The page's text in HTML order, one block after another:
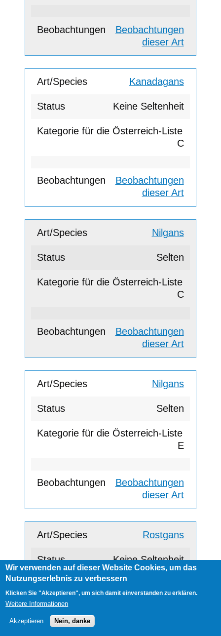
Beobachtungen
dieser Art
Kanadagans
Keine Seltenheit
C
Beobachtungen
dieser Art
Nilgans
Selten
C
Beobachtungen
dieser Art
Nilgans
Selten
E
Beobachtungen
dieser Art
Rostgans
Keine Seltenheit
E
Wir verwenden auf dieser Website Cookies, um das
Nutzungserlebnis zu verbessern
Klicken Sie "Akzeptieren", um sich damit einverstanden zu erklären.
Weitere Informationen
Akzeptieren Nein, danke